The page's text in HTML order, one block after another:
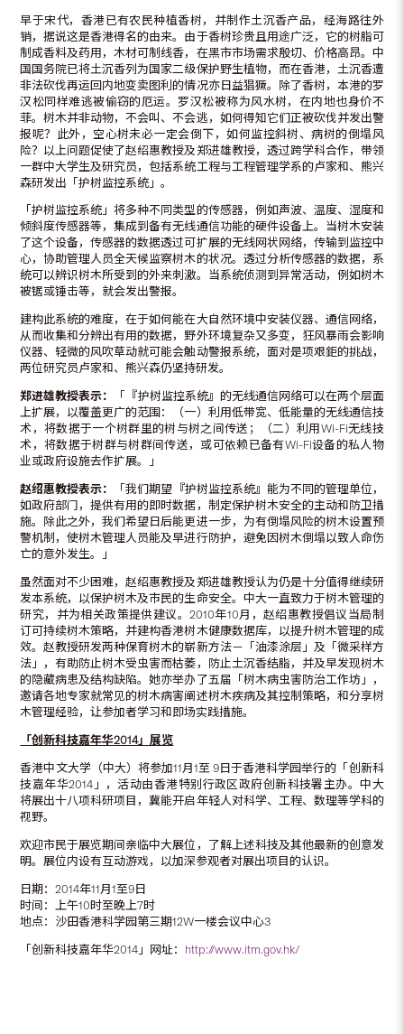
早于宋代，香港已有农民种植香树，并制作土沉香产品，经海路往外
销，据说这是香港得名的由来。由于香树珍贵且用途广泛，它的树脂可
制成香料及药用，木材可制线香，在黑市市场需求殷切、价格高昂。中
国国务院已将土沉香列为国家二级保护野生植物，而在香港，土沉香遭
非法砍伐再运回内地变卖图利的情况亦日益猖獗。除了香树，本港的罗
汉松同样难逃被偷窃的厄运。罗汉松被称为风水树，在内地也身价不
菲。树木并非动物，不会叫、不会逃，如何得知它们正被砍伐并发出警
报呢？此外，空心树未必一定会倒下，如何监控斜树、病树的倒塌风
险？以上问题促使了赵绍惠教授及郑进雄教授，透过跨学科合作，带领
一群中大学生及研究员，包括系统工程与工程管理学系的卢家和、熊兴
森研发出「护树监控系统」。
「护树监控系统」将多种不同类型的传感器，例如声波、温度、湿度和
倾斜度传感器等，集成到备有无线通信功能的硬件设备上。当树木安装
了这个设备，传感器的数据透过可扩展的无线网状网络，传输到监控中
心，协助管理人员全天候监察树木的状况。透过分析传感器的数据，系
统可以辨识树木所受到的外来刺激。当系统侦测到异常活动，例如树木
被锯或锤击等，就会发出警报。
建构此系统的难度，在于如何能在大自然环境中安装仪器、通信网络，
从而收集和分辨出有用的数据，野外环境复杂又多变，狂风暴雨会影响
仪器、轻微的风吹草动就可能会触动警报系统，面对是项艰鉅的挑战，
两位研究员卢家和、熊兴森仍坚持研发。
郑进雄教授表示： 「 『护树监控系统』 的无线通信网络可以在两个层面
上扩展，以覆盖更广的范围：（一）利用低带宽、低能量的无线通信技
术，将数据于一个树群里的树与树之间传送；（二）利用Wi-Fi无线技
术，将数据于树群与树群间传送，或可依赖已备有Wi-Fi设备的私人物
业或政府设施去作扩展。」
赵绍惠教授表示： 「我们期望 『护树监控系统』 能为不同的管理单位，
如政府部门，提供有用的即时数据，制定保护树木安全的主动和防卫措
施。除此之外，我们希望日后能更进一步，为有倒塌风险的树木设置预
警机制，使树木管理人员能及早进行防护，避免因树木倒塌以致人命伤
亡的意外发生。」
虽然面对不少困难，赵绍惠教授及郑进雄教授认为仍是十分值得继续研
发本系统，以保护树木及市民的生命安全。中大一直致力于树木管理的
研究，并为相关政策提供建议。2010年10月，赵绍惠教授倡议当局制
订可持续树木策略，并建构香港树木健康数据库，以提升树木管理的成
效。赵教授研发两种保育树木的崭新方法－「油漆涂层」及「微采样方
法」，有助防止树木受虫害而枯萎，防止土沉香结脂，并及早发现树木
的隐藏病患及结构缺陷。她亦举办了五届「树木病虫害防治工作坊」，
邀请各地专家就常见的树木病害阐述树木疾病及其控制策略，和分享树
木管理经验，让参加者学习和即场实践措施。
「创新科技嘉年华2014」展览
香港中文大学（中大）将参加11月1至 9日于香港科学园举行的「创新科
技嘉年华2014」，活动由香港特别行政区政府创新科技署主办。中大
将展出十八项科研项目，冀能开启年轻人对科学、工程、数理等学科的
视野。
欢迎市民于展览期间亲临中大展位，了解上述科技及其他最新的创意发
明。展位内设有互动游戏，以加深参观者对展出项目的认识。
日期：2014年11月1至9日
时间：上午10时至晚上7时
地点：沙田香港科学园第三期12W一楼会议中心3
「创新科技嘉年华2014」网址： http://www.itm.gov.hk/